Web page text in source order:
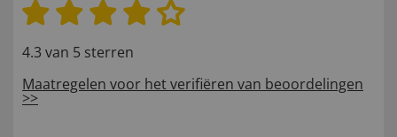
4.3 van 5 sterren
Maatregelen voor het verifiëren van beoordelingen
>>